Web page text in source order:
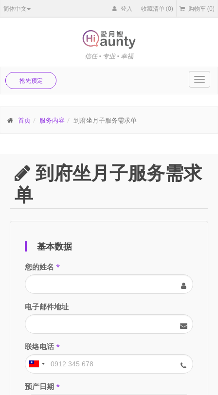
简体中文 登入 收藏清单(0) 购物车(0)
信任 • 专业 • 幸福
抢先预定
首页 服务内容 到府坐月子服务需求单
到府坐月子服务需求
单
基本数据
您的姓名 *
电子邮件地址
联络电话 *
预产日期 *